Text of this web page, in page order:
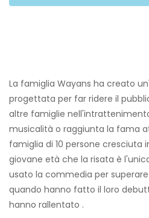
La famiglia Wayans ha creato
progettata per far ridere il
altre famiglie
musicalità o raggiunta la fama
famiglia di 10 persone cresciuta
giovane età che la risata è
usato la commedia per
quando hanno fatto il loro
hanno rallentato .